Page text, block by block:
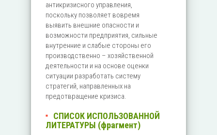
антикризисного управления,
поскольку позволяет вовремя
выявить внешние опасности и
возможности предприятия, сильные
внутренние и слабые стороны его
производственно – хозяйственной
деятельности и на основе оценки
ситуации разработать систему
стратегий, направленных на
предотвращение кризиса.
СПИСОК ИСПОЛЬЗОВАННОЙ
ЛИТЕРАТУРЫ (фрагмент)